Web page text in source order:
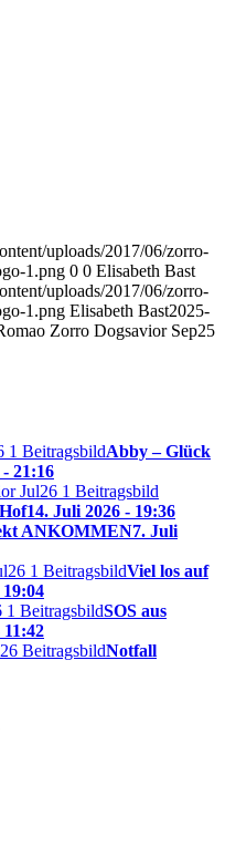
uploads/2017/06/zorro-
1.png 0 0 Elisabeth Bast
uploads/2017/06/zorro-
1.png Elisabeth Bast2025-
Zorro Dogsavior Sep25
Abby – Glück
21:16
14. Juli 2026 - 19:36
ANKOMMEN7. Juli
Viel los auf
SOS aus
Notfall